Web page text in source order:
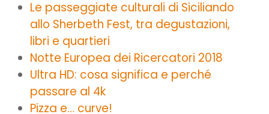
Le passeggiate culturali di Siciliando
allo Sherbeth Fest, tra degustazioni,
libri e quartieri
Notte Europea dei Ricercatori 2018
Ultra HD: cosa significa e perché
passare al 4k
Pizza e… curve!